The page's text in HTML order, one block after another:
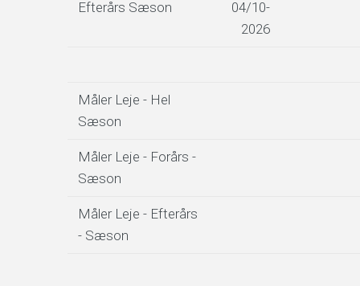
Efterårs Sæson
04/10-
2026
Måler Leje - Hel
Sæson
Måler Leje - Forårs -
Sæson
Måler Leje - Efterårs
- Sæson